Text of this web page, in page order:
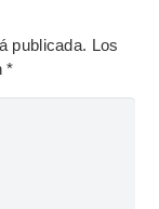
publicada. Los
*